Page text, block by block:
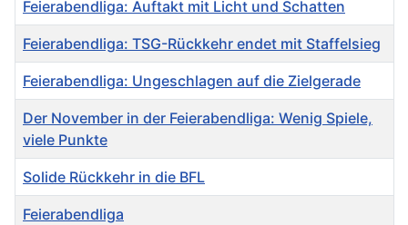
Feierabendliga: Auftakt mit Licht und Schatten
Feierabendliga: TSG-Rückkehr endet mit Staffelsieg
Feierabendliga: Ungeschlagen auf die Zielgerade
Der November in der Feierabendliga: Wenig Spiele,
viele Punkte
Solide Rückkehr in die BFL
Feierabendliga